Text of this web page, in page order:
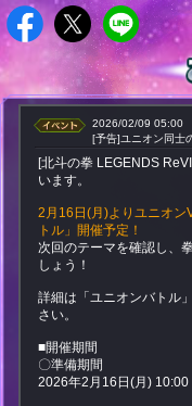
2026/02/09 05:00
[予告]ユニオン同士
[北斗の拳 LEGENDS
います。
2月16日(月)よりユニオン
トル」開催予定！
次回のテーマを確認し、
しょう！
詳細は「ユニオンバトル
さい。
■開催期間
〇準備期間
2026年2月16日(月)